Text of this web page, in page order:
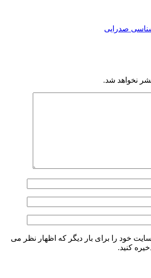
صدرایی
نخواهد شد.
خود را برای بار دیگر که اظهار نظر می
کنید.